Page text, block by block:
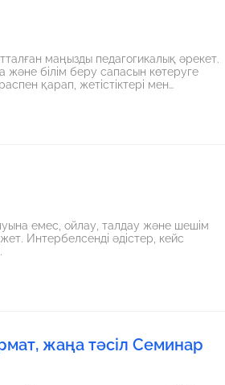
маңызды педагогикалық әрекет.
және білім беру сапасын көтеруге
қарап, жетістіктері мен
талдаудың мақсаты мен маңызы
емес, ойлау, талдау және шешім
Интербелсенді әдістер, кейс
жаңа тәсіл Семинар